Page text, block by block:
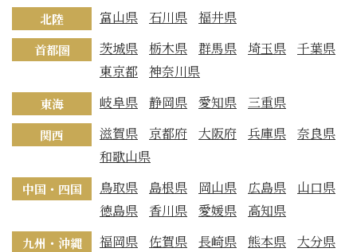
北陸 富山県 石川県 福井県
首都圏 茨城県 栃木県 群馬県 埼玉県
千葉県
東京都
神奈川県
東海 岐阜県 静岡県 愛知県 三重県
関西 滋賀県 京都府 大阪府 兵庫県
奈良県
和歌山県
中国・四国 鳥取県 島根県 岡山県 広島県
山口県
徳島県
香川県 愛媛県 高知県
九州・沖縄 福岡県 佐賀県 長崎県 熊本県
大分県